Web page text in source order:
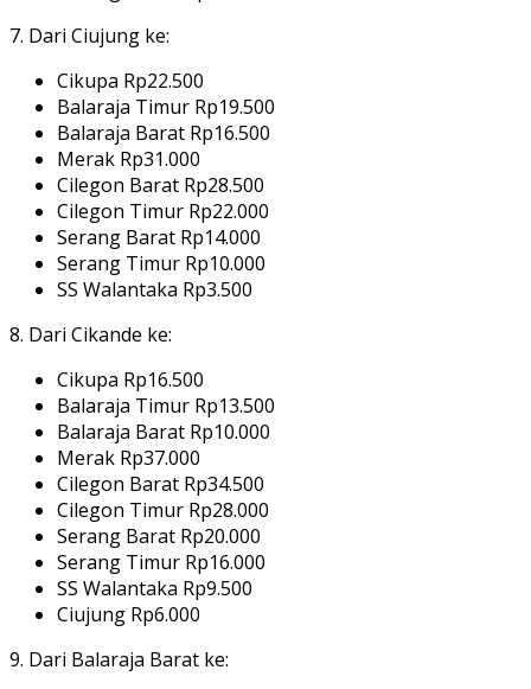
7. Dari Ciujung ke:
Cikupa Rp22.500
Balaraja Timur Rp19.500
Balaraja Barat Rp16.500
Merak Rp31.000
Cilegon Barat Rp28.500
Cilegon Timur Rp22.000
Serang Barat Rp14.000
Serang Timur Rp10.000
SS Walantaka Rp3.500
8. Dari Cikande ke:
Cikupa Rp16.500
Balaraja Timur Rp13.500
Balaraja Barat Rp10.000
Merak Rp37.000
Cilegon Barat Rp34.500
Cilegon Timur Rp28.000
Serang Barat Rp20.000
Serang Timur Rp16.000
SS Walantaka Rp9.500
Ciujung Rp6.000
9. Dari Balaraja Barat ke: